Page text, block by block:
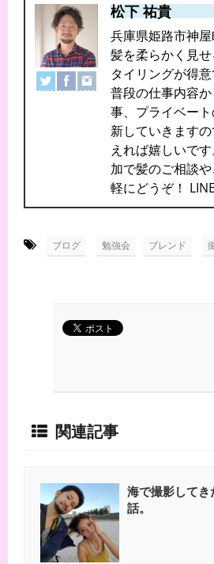
松下 祐貴
兵庫県姫路市神
髪を柔らかく見
タイリングが得
普段の仕事内容
事、プライベー
新していきます
えれば嬉しいで
加で髪のご相談
軽にどうぞ！
ブログ 勉強会 ブレンド
関連記事
海で撮影して
話。